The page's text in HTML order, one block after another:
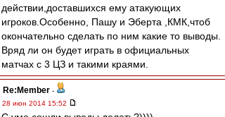
действии,доставшихся ему атакующих
игроков.Особенно, Пашу и Эберта ,КМК,чтоб
окончательно сделать по ним какие то выводы.
Вряд ли он будет играть в официальных
матчах с 3 ЦЗ и такими краями.
Re:Member -
28 июн 2014 15:52